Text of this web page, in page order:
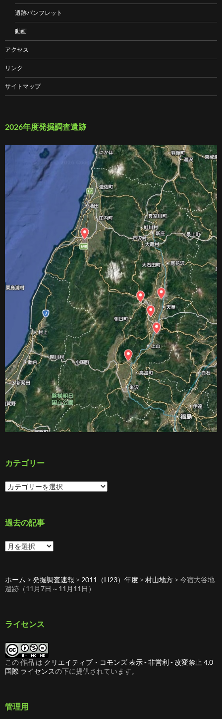
遺跡パンフレット
動画
アクセス
リンク
サイトマップ
2026年度発掘調査遺跡
カテゴリー
カ
テ
ー
過去の記事
過
去
事
ホーム > 発掘調査速報 > 2011（H23）年度 > 村山地方 > 今宿大谷地
遺跡（11月7日～11月11日）
ライセンス
この 作品 は クリエイティブ・コモンズ 表示 - 非営利 - 改変禁止 4.0
国際 ライセンスの下に提供されています。
管理用